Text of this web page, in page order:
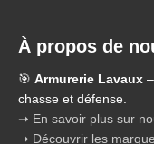
À propos de
🎯 Armurerie Lavaux
chasse et défense.
➝ En savoir plus sur
➝ Découvrir les